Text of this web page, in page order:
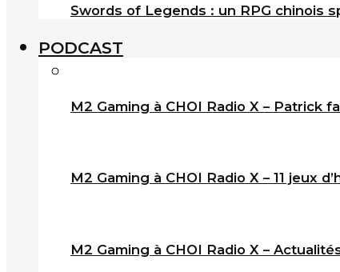
Swords of Legends : un RPG chinois
PODCAST
M2 Gaming à CHOI Radio X – Patrick
M2 Gaming à CHOI Radio X – 11 jeux
M2 Gaming à CHOI Radio X –